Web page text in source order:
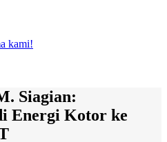
kami!
Siagian:
Energi Kotor ke